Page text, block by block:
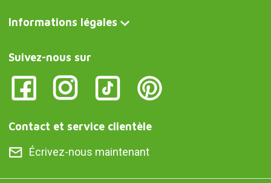
Informations légales
Suivez-nous sur
Contact et service clientèle
Écrivez-nous maintenant